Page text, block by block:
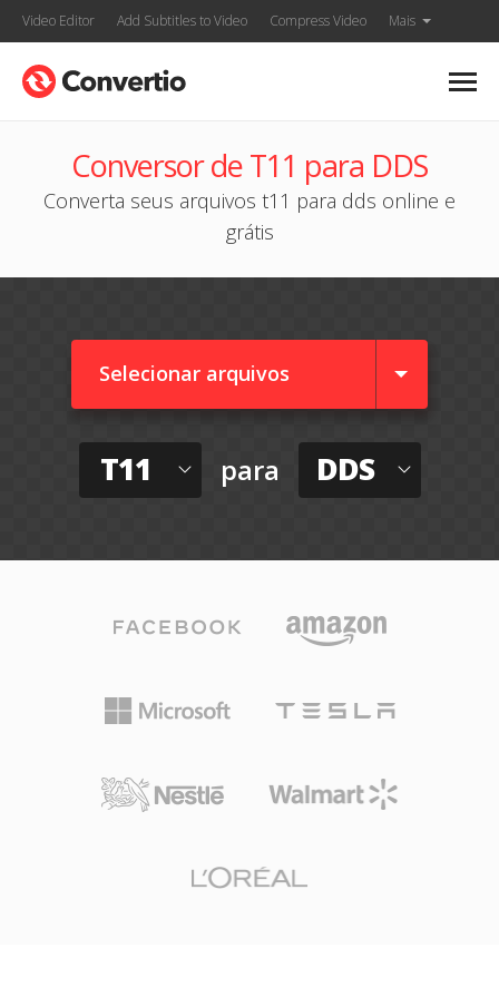
Video Editor Add Subtitles to Video Compress Video Mais
Conversor de T11 para DDS
Converta seus arquivos t11 para dds online e
grátis
Selecionar arquivos
T11 para DDS